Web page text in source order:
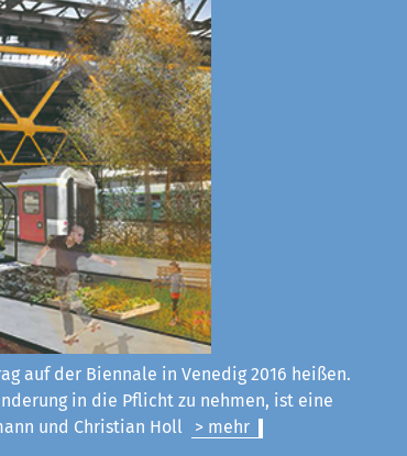
auf der Biennale in Venedig 2016 heißen.
in die Pflicht zu nehmen, ist eine
und Christian Holl
> mehr